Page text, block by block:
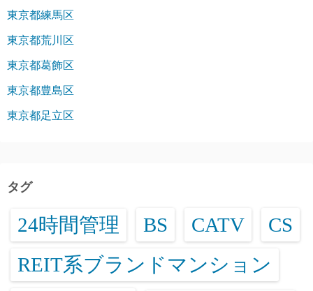
東京都練馬区
東京都荒川区
東京都葛飾区
東京都豊島区
東京都足立区
タグ
24時間管理 BS CATV CS
REIT系ブランドマンション